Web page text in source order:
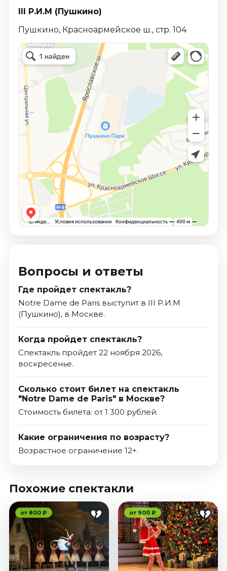
III Р.И.М (Пушкино)
Пушкино, Красноармейское ш., стр. 104
Вопросы и ответы
Где пройдет спектакль?
Notre Dame de Paris выступит в III Р.И.М
(Пушкино), в Москве.
Когда пройдет спектакль?
Спектакль пройдет 22 ноября 2026,
воскресенье.
Сколько стоит билет на спектакль
"Notre Dame de Paris" в Москве?
Стоимость билета: от 1 300 рублей.
Какие ограничения по возрасту?
Возрастное ограничение 12+.
Похожие спектакли
от 800 ₽ от 900 ₽